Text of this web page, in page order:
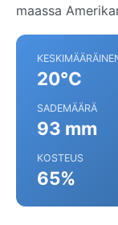
maassa
20°C
SADEMÄÄRÄ
93 mm
KOSTEUS
65%